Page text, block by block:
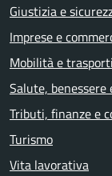
Giustizia e
Imprese e
Mobilità e trasporti
Salute, benessere
Tributi, finanze e
Turismo
Vita lavorativa